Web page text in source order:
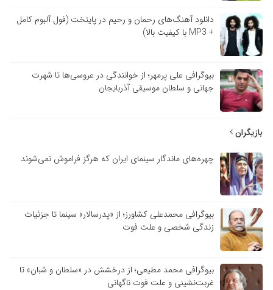
دانلود آهنگ‌های رحمان و رحیم در پایتخت (فول آلبوم کامل
+ MP3 با کیفیت بالا)
بیوگرافی علی پرمهر؛ از خوانندگی در عروسی‌ها تا شهرت
جهانی و سلطان موسیقی آذربایجان
بازیگران
چهره‌های ماندگار سینمای ایران که هرگز فراموش نمی‌شوند
بیوگرافی محمدعلی کشاورز؛ از «پدرسالار» سینما تا جزئیات
زندگی شخصی و علت فوت
بیوگرافی محمد مطیعی؛ از درخشش در «سلطان و شبان» تا
غربت‌نشینی و علت فوت ناگهانی